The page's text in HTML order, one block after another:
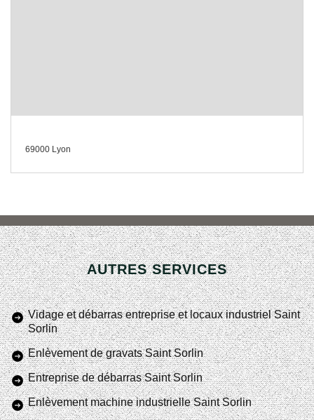
69000 Lyon
AUTRES SERVICES
Vidage et débarras entreprise et locaux industriel Saint
Sorlin
Enlèvement de gravats Saint Sorlin
Entreprise de débarras Saint Sorlin
Enlèvement machine industrielle Saint Sorlin